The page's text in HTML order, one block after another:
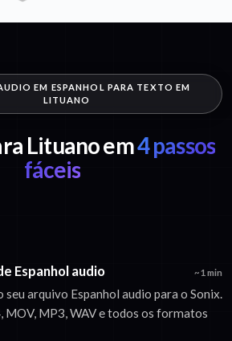
EM ESPANHOL PARA TEXTO EM
LITUANO
Lituano em4 passos
fáceis
Espanhol audio ~1 min
seu arquivo Espanhol audio para o Sonix.
MOV, MP3, WAV e todos os formatos